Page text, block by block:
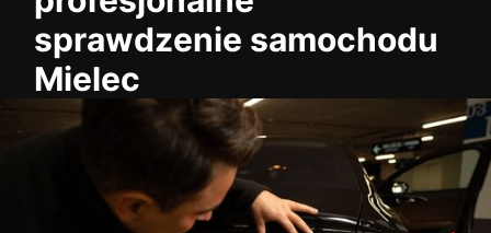
sprawdzenie samochodu
Mielec